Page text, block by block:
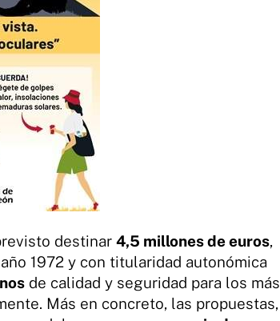
destinar 4,5 millones de euros,
1972 y con titularidad autonómica
de calidad y seguridad para los más
Más en concreto, las propuestas,